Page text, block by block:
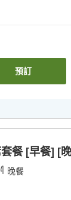
預訂
餐 [早餐] [
晚餐